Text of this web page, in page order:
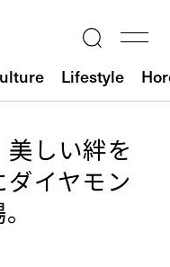
Lifestyle
美しい絆を
イヤモン